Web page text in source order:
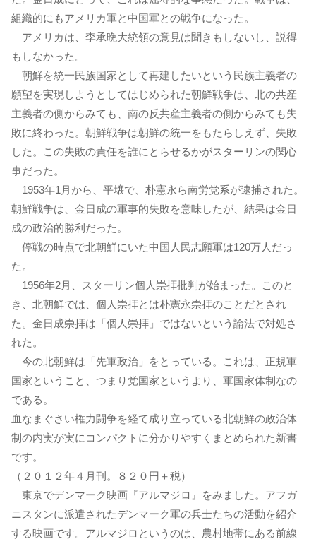
組織的にもアメリカ軍と中国軍との戦争になった。
アメリカは、李承晩大統領の意見は聞きもしないし、説得
もしなかった。
朝鮮を統一民族国家として再建したいという民族主義者の
願望を実現しようとしてはじめられた朝鮮戦争は、北の共産
主義者の側からみても、南の反共産主義者の側からみても失
敗に終わった。朝鮮戦争は朝鮮の統一をもたらしえず、失敗
した。この失敗の責任を誰にとらせるかがスターリンの関心
事だった。
1953年1月から、平壌で、朴憲永ら南労党系が逮捕された。
朝鮮戦争は、金日成の軍事的失敗を意味したが、結果は金日
成の政治的勝利だった。
停戦の時点で北朝鮮にいた中国人民志願軍は120万人だっ
た。
1956年2月、スターリン個人崇拝批判が始まった。このと
き、北朝鮮では、個人崇拝とは朴憲永崇拝のことだとされ
た。金日成崇拝は「個人崇拝」ではないという論法で対処さ
れた。
今の北朝鮮は「先軍政治」をとっている。これは、正規軍
国家ということ、つまり党国家というより、軍国家体制なの
である。
血なまぐさい権力闘争を経て成り立っている北朝鮮の政治体
制の内実が実にコンパクトに分かりやすくまとめられた新書
です。
（２０１２年４月刊。８２０円＋税）
東京でデンマーク映画『アルマジロ』をみました。アフガ
ニスタンに派遣されたデンマーク軍の兵士たちの活動を紹介
する映画です。アルマジロというのは、農村地帯にある前線